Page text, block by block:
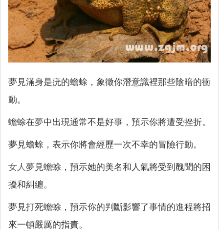
夢見滿身是疣的蟾蜍，象徵你潛意識裡那些陰暗的衝
動。
蟾蜍在夢中出現通常不是好事，預示你將遭受挫折。
夢見蟾蜍，表示你將會經歷一次不幸的冒險行動。
女人夢見蟾蜍，預示她的美名和人氣將受到醜聞的困
擾和糾纏。
夢見打死蟾蜍，預示你的判斷影響了事情的進程將招
來一頓嚴厲的指責。